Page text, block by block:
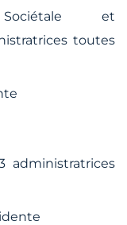
et
toutes
administratrices